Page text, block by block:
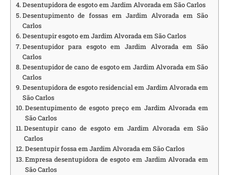
Desentupidora de esgoto em Jardim Alvorada em São Carlos
Desentupimento de fossas em Jardim Alvorada em São
Carlos
Desentupir esgoto em Jardim Alvorada em São Carlos
Desentupidor para esgoto em Jardim Alvorada em São
Carlos
Desentupidor de cano de esgoto em Jardim Alvorada em São
Carlos
Desentupidora de esgoto residencial em Jardim Alvorada em
São Carlos
Desentupimento de esgoto preço em Jardim Alvorada em
São Carlos
Desentupir cano de esgoto em Jardim Alvorada em São
Carlos
Desentupir fossa em Jardim Alvorada em São Carlos
Empresa desentupidora de esgoto em Jardim Alvorada em
São Carlos